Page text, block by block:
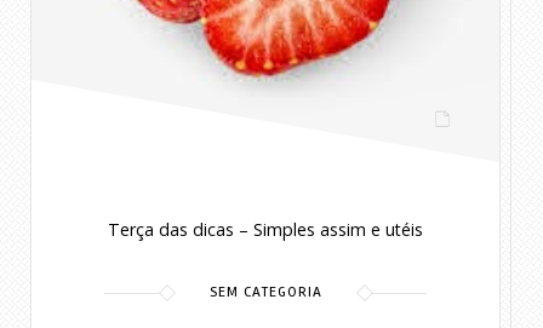
Terça das dicas – Simples assim e utéis
SEM CATEGORIA